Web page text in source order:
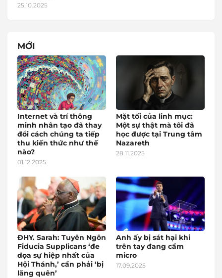
25.10.2025
MỚI
Internet và trí thông
minh nhân tạo đã thay
đổi cách chúng ta tiếp
thu kiến thức như thế
nào?
01.12.2025
Mặt tối của linh mục:
Một sự thật mà tôi đã
học được tại Trung tâm
Nazareth
28.11.2025
ĐHY. Sarah: Tuyên Ngôn
Fiducia Supplicans ‘đe
dọa sự hiệp nhất của
Hội Thánh,’ cần phải ‘bị
lãng quên’
Anh ấy bị sát hại khi
trên tay đang cầm
micro
17.09.2025